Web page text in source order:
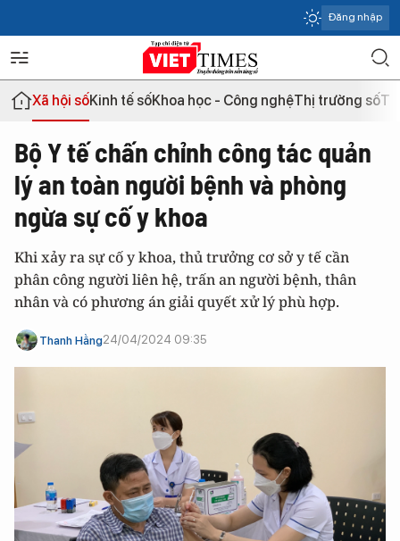
Đăng nhập
Xã hội sốKinh tế sốKhoa học - Công nghệThị trường số
Bộ Y tế chấn chỉnh công tác quản
lý an toàn người bệnh và phòng
ngừa sự cố y khoa
Khi xảy ra sự cố y khoa, thủ trưởng cơ sở y tế cần
phân công người liên hệ, trấn an người bệnh, thân
nhân và có phương án giải quyết xử lý phù hợp.
Thanh Hằng24/04/2024 09:35